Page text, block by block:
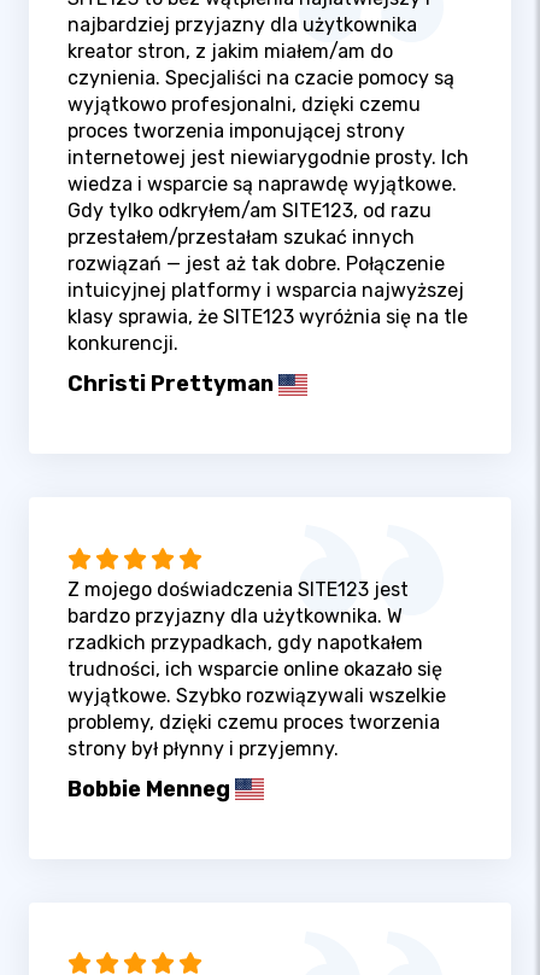
najbardziej przyjazny dla użytkownika
kreator stron, z jakim miałem/am do
czynienia. Specjaliści na czacie pomocy są
wyjątkowo profesjonalni, dzięki czemu
proces tworzenia imponującej strony
internetowej jest niewiarygodnie prosty. Ich
wiedza i wsparcie są naprawdę wyjątkowe.
Gdy tylko odkryłem/am SITE123, od razu
przestałem/przestałam szukać innych
rozwiązań — jest aż tak dobre. Połączenie
intuicyjnej platformy i wsparcia najwyższej
klasy sprawia, że SITE123 wyróżnia się na tle
konkurencji.
Christi Prettyman
Z mojego doświadczenia SITE123 jest
bardzo przyjazny dla użytkownika. W
rzadkich przypadkach, gdy napotkałem
trudności, ich wsparcie online okazało się
wyjątkowe. Szybko rozwiązywali wszelkie
problemy, dzięki czemu proces tworzenia
strony był płynny i przyjemny.
Bobbie Menneg